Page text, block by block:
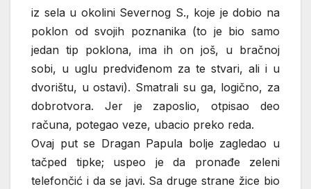
iz sela u okolini Severnog S., koje je dobio na
poklon od svojih poznanika (to je bio samo
jedan tip poklona, ima ih on još, u bračnoj
sobi, u uglu predviđenom za te stvari, ali i u
dvorištu, u ostavi). Smatrali su ga, logično, za
dobrotvora. Jer je zaposlio, otpisao deo
računa, potegao veze, ubacio preko reda.
Ovaj put se Dragan Papula bolje zagledao u
tačped tipke; uspeo je da pronađe zeleni
telefončić i da se javi. Sa druge strane žice bio